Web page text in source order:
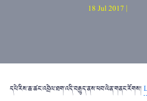
18 Jul 2017 |
དཔེ་རིས་ཆ་ཚང་འབྲེལ་ཐག་འདི་བརྒྱུད་ནས་ཕབ་ལེན་གནང་རོགས།